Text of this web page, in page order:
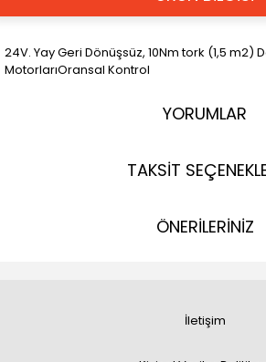
24V. Yay Geri Dönüşsüz, 10Nm tork (1,5 m2)
MotorlarıOransal Kontrol
YORUMLAR
TAKSİT
ÖNERİLERİNİZ
İletişim